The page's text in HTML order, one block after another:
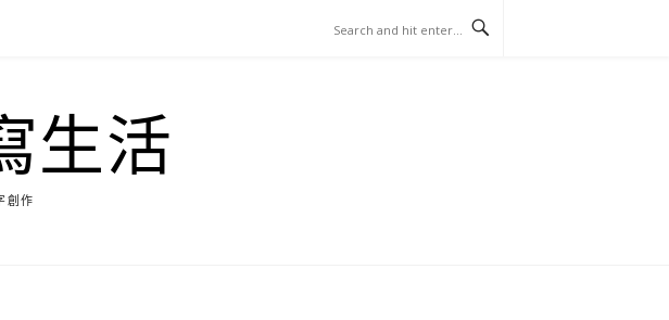
生活
創作